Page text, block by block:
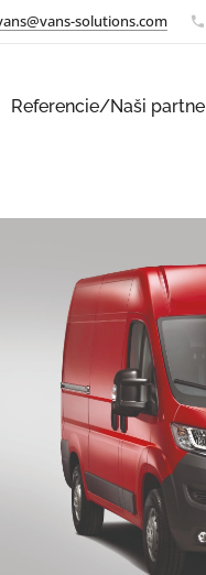
solutions.com
Referencie/Naši